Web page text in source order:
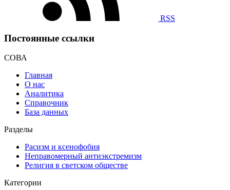
RSS
Постоянные ссылки
СОВА
Главная
О нас
Аналитика
Справочник
База данных
Разделы
Расизм и ксенофобия
Неправомерный антиэкстремизм
Религия в светском обществе
Категории